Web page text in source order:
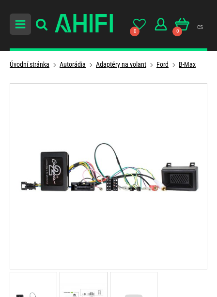
0 0
cs
Úvodní stránka Autorádia Adaptéry na volant Ford B-Max